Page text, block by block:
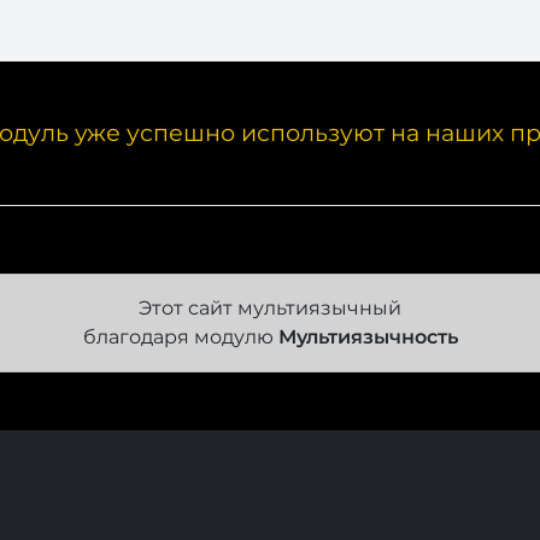
уже успешно используют на наших
Этот сайт мультиязычный
благодаря модулю Мультиязычность